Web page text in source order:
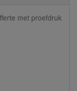
met proefdruk